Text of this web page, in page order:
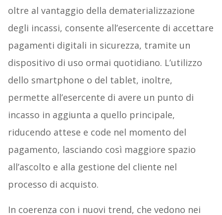
oltre al vantaggio della dematerializzazione
degli incassi, consente all’esercente di accettare
pagamenti digitali in sicurezza, tramite un
dispositivo di uso ormai quotidiano. L’utilizzo
dello smartphone o del tablet, inoltre,
permette all’esercente di avere un punto di
incasso in aggiunta a quello principale,
riducendo attese e code nel momento del
pagamento, lasciando così maggiore spazio
all’ascolto e alla gestione del cliente nel
processo di acquisto.
In coerenza con i nuovi trend, che vedono nei